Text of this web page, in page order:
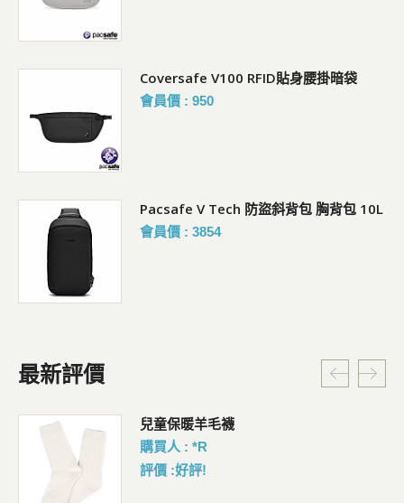
Coversafe V100 RFID貼身腰掛暗袋
會員價 : 950
Pacsafe V Tech 防盜斜背包 胸背包 10L
會員價 : 3854
最新評價
兒童保暖羊毛襪
購買人 : *R
評價 :好評!